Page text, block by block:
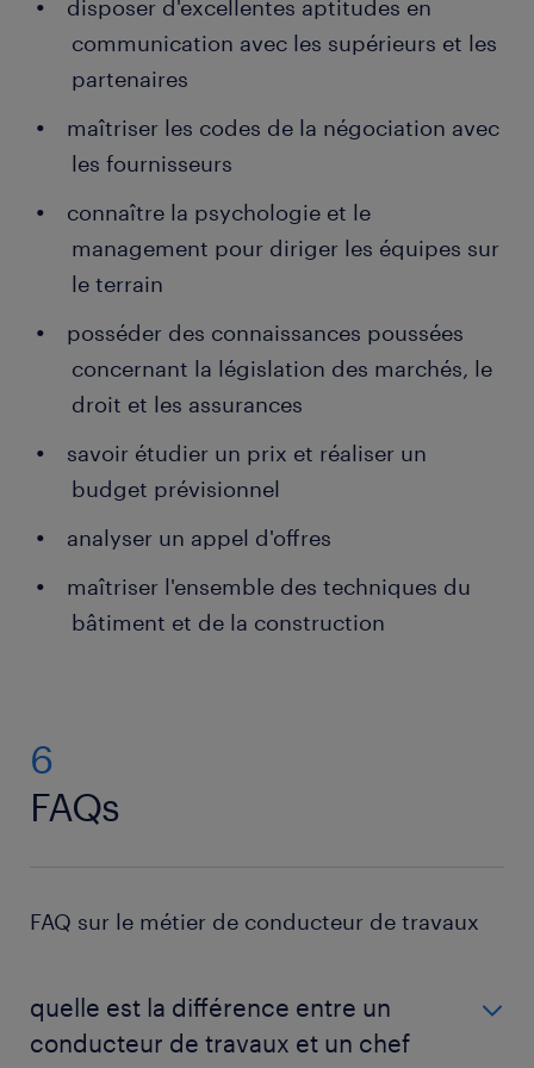
disposer d'excellentes aptitudes en
communication avec les supérieurs et les
partenaires
maîtriser les codes de la négociation avec
les fournisseurs
connaître la psychologie et le
management pour diriger les équipes sur
le terrain
posséder des connaissances poussées
concernant la législation des marchés, le
droit et les assurances
savoir étudier un prix et réaliser un
budget prévisionnel
analyser un appel d'offres
maîtriser l'ensemble des techniques du
bâtiment et de la construction
6
FAQs
FAQ sur le métier de conducteur de travaux
quelle est la différence entre un
conducteur de travaux et un chef